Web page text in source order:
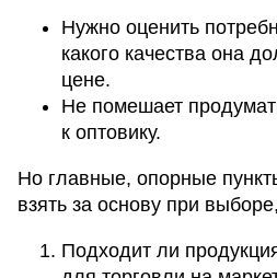
Нужно оценить
какого качества она
цене.
Не помешает
к оптовику.
Но главные, опорные
взять за основу при
Подходит ли